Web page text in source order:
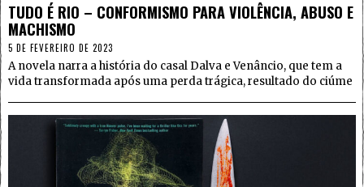
TUDO É RIO – CONFORMISMO PARA VIOLÊNCIA, ABUSO E
MACHISMO
5 DE FEVEREIRO DE 2023
A novela narra a história do casal Dalva e Venâncio, que tem a
vida transformada após uma perda trágica, resultado do ciúme